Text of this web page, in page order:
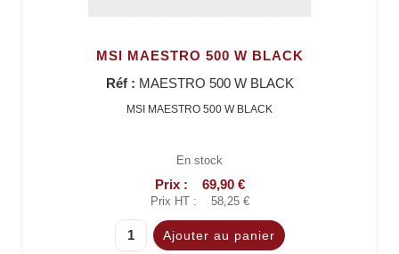
MSI MAESTRO 500 W BLACK
Réf : MAESTRO 500 W BLACK
MSI MAESTRO 500 W BLACK
En stock
Prix : 69,90 €
Prix HT : 58,25 €